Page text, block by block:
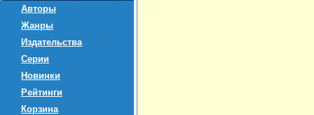
Авторы
Жанры
Издательства
Серии
Новинки
Рейтинги
Корзина